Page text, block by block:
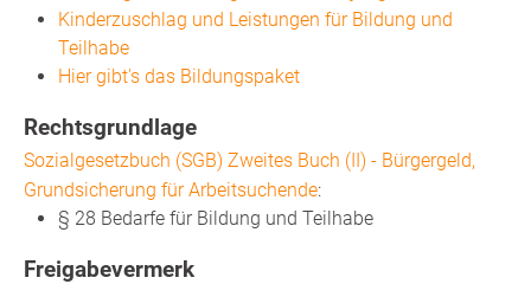
Kinderzuschlag und Leistungen für Bildung und
Teilhabe
Hier gibt's das Bildungspaket
Rechtsgrundlage
Sozialgesetzbuch (SGB) Zweites Buch (II) - Bürgergeld,
Grundsicherung für Arbeitsuchende:
§ 28 Bedarfe für Bildung und Teilhabe
Freigabevermerk